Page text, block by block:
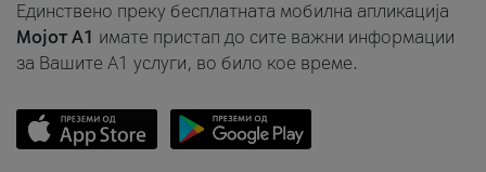
Единствено преку бесплатната мобилна апликација
Мојот A1 имате пристап до сите важни информации
за Вашите A1 услуги, во било кое време.